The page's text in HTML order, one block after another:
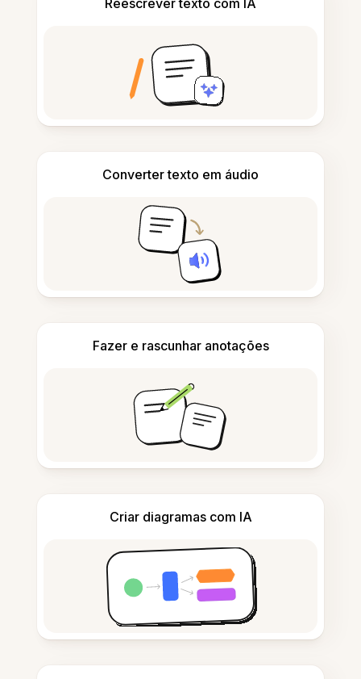
Reescrever texto com IA
Converter texto em áudio
Fazer e rascunhar anotações
Criar diagramas com IA